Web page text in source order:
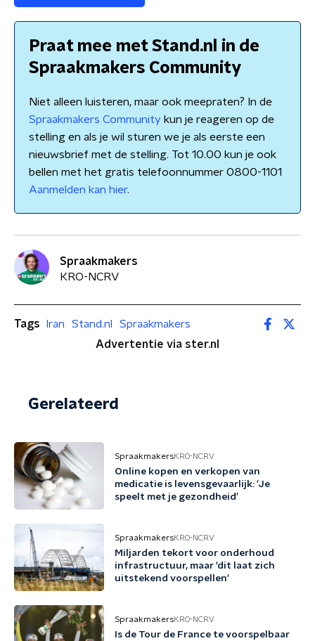
Praat mee met Stand.nl in de
Spraakmakers Community
Niet alleen luisteren, maar ook meepraten? In de
Spraakmakers Community kun je reageren op de
stelling en als je wil sturen we je als eerste een
nieuwsbrief met de stelling. Tot 10.00 kun je ook
bellen met het gratis telefoonnummer 0800-1101
Aanmelden kan hier.
Spraakmakers
KRO-NCRV
Tags Iran Stand.nl
Spraakmakers
Advertentie via ster.nl
Gerelateerd
SpraakmakersKRO-NCRV
Online kopen en verkopen van
medicatie is levensgevaarlijk: 'Je
speelt met je gezondheid'
SpraakmakersKRO-NCRV
Miljarden tekort voor onderhoud
infrastructuur, maar 'dit laat zich
uitstekend voorspellen'
SpraakmakersKRO-NCRV
Is de Tour de France te voorspelbaar